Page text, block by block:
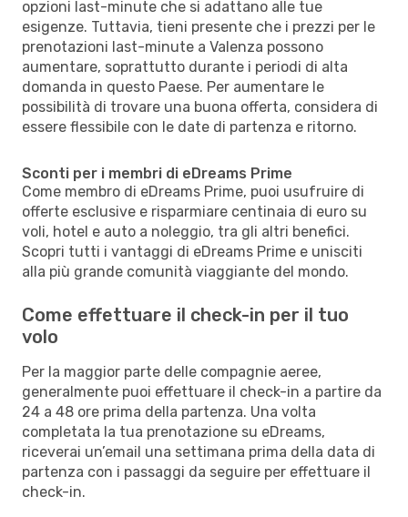
opzioni last-minute che si adattano alle tue
esigenze. Tuttavia, tieni presente che i prezzi per le
prenotazioni last-minute a Valenza possono
aumentare, soprattutto durante i periodi di alta
domanda in questo Paese. Per aumentare le
possibilità di trovare una buona offerta, considera di
essere flessibile con le date di partenza e ritorno.
Sconti per i membri di eDreams Prime
Come membro di eDreams Prime, puoi usufruire di
offerte esclusive e risparmiare centinaia di euro su
voli, hotel e auto a noleggio, tra gli altri benefici.
Scopri tutti i vantaggi di eDreams Prime e unisciti
alla più grande comunità viaggiante del mondo.
Come effettuare il check-in per il tuo
volo
Per la maggior parte delle compagnie aeree,
generalmente puoi effettuare il check-in a partire da
24 a 48 ore prima della partenza. Una volta
completata la tua prenotazione su eDreams,
riceverai un’email una settimana prima della data di
partenza con i passaggi da seguire per effettuare il
check-in.